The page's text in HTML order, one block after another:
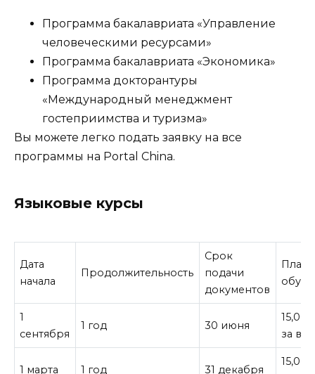
Программа бакалавриата «Управление
человеческими ресурсами»
Программа бакалавриата «Экономика»
Программа докторантуры
«Международный менеджмент
гостеприимства и туризма»
Вы можете легко подать заявку на все
программы на Portal China.
Языковые курсы
Дата
начала
Продолжительность
Срок
подачи
документов
Плата
1
сентября
1 год 30 июня
за все
1 марта 1 год 31 декабря